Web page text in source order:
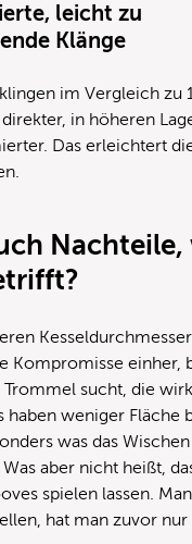
leicht zu
Klänge
im Vergleich zu
in höheren
Das erleichtert
Nachteile,
Kompromisse einher,
sucht, die
haben weniger Fläche
was das
aber nicht heißt,
spielen lassen.
hat man zuvor nur